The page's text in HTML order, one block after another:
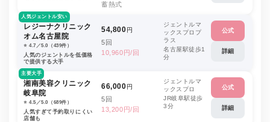
蓄熱式
人気ジェントル安い
レジーナクリニック
オム名古屋院
⭐️ 4.7／5.0（439件）
人気のジェントルを低価格
で提供する大手
54,800円
5回
10,960円/回
ジェントルマ
ックスプロプ
ラス
名古屋駅徒歩1
分
公式
詳細
主要大手
湘南美容クリニック
岐阜院
⭐️ 4.5／5.0（689件）
人気すぎて予約取りにくい
店舗も
66,000円
5回
13,200円/回
ジェントルマ
ックスプロ
JR岐阜駅徒歩
3分
公式
詳細